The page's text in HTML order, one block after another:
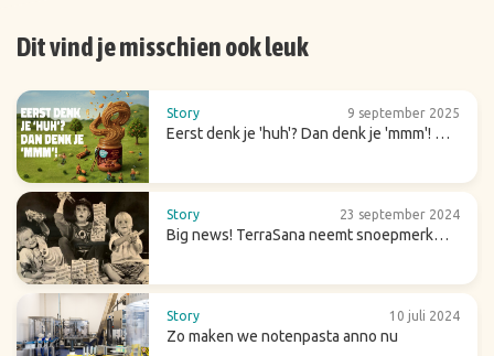
Dit vind je misschien ook leuk
Story 9 september 2025
Eerst denk je 'huh'? Dan denk je 'mmm'! Dit
Story 23 september 2024
Big news! TerraSana neemt snoepmerk
Story 10 juli 2024
Zo maken we notenpasta anno nu